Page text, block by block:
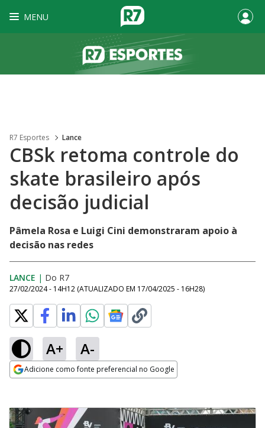
MENU
R7 Esportes Lance
CBSk retoma controle do
skate brasileiro após
decisão judicial
Pâmela Rosa e Luigi Cini demonstraram apoio à
decisão nas redes
LANCE | Do R7
27/02/2024 - 14H12 (ATUALIZADO EM 17/04/2025 - 16H28)
A+ A-
Adicione como fonte preferencial no Google